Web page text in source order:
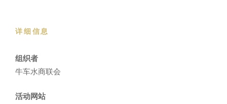
详细信息
组织者
牛车水商联会
活动网站